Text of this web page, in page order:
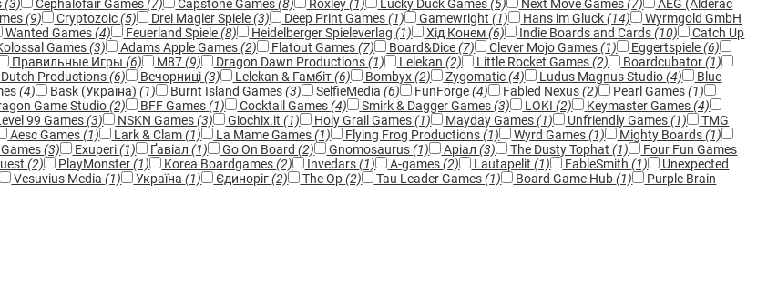
(3) Cephalofair Games(7) Capstone Games(8) Roxley(1) Lucky Duck Games(5) Next Move Games(7)
AEG (Alderac
(9) Cryptozoic(5) Drei Magier Spiele(3) Deep Print Games(1) Gamewright(1) Hans im Gluck(14)
Wyrmgold GmbH
Wanted Games(4) Feuerland Spiele(8) Heidelberger Spieleverlag(1) Хід Конем(6) Indie Boards and Cards(10)
Catch Up
Games(3) Adams Apple Games(2) Flatout Games(7) Board&Dice(7) Clever Mojo Games(1) Eggertspiele(6)
Правильные Игры(6) M87(9) Dragon Dawn Productions(1) Lelekan(2) Little Rocket Games(2) Boardcubator(1)
Productions(6) Вечорниці(3) Lelekan & Гамбіт(6) Bombyx(2) Zygomatic(4) Ludus Magnus Studio(4)
Blue
(4) Bask (Україна)(1) Burnt Island Games(3) SelfieMedia(6) FunForge(4) Fabled Nexus(2) Pearl Games(1)
Game Studio(2) BFF Games(1) Cocktail Games(4) Smirk & Dagger Games(3) LOKI(2) Keymaster Games(4)
99 Games(3) NSKN Games(3) Giochix.it(1) Holy Grail Games(1) Mayday Games(1) Unfriendly Games(1)
TMG
Aesc Games(1) Lark & Clam(1) La Mame Games(1) Flying Frog Productions(1) Wyrd Games(1) Mighty Boards(1)
Games(3) Exuperi(1) Ґавіал(1) Go On Board(2) Gnomosaurus(1) Аріал(3) The Dusty Tophat(1)
Four Fun Games
(2) PlayMonster(1) Korea Boardgames(2) Invedars(1) A-games(2) Lautapelit(1) FableSmith(1)
Unexpected
Vesuvius Media(1) Україна(1) Єдиноріг(2) The Op(2) Tau Leader Games(1) Board Game Hub(1)
Purple Brain